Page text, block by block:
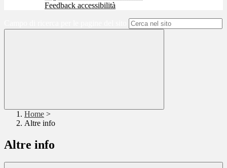
Feedback accessibilità
Home >
Altre info
Altre info